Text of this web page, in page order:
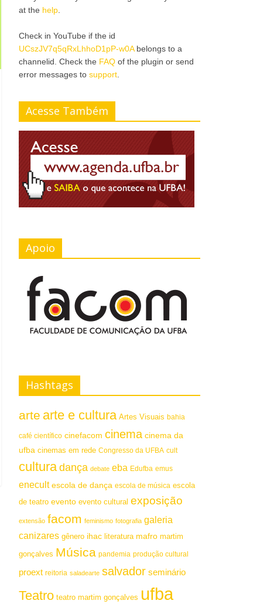
at the help
Check in YouTube if the id
UCszJV7q5qRxLhhoD1pP-w0Abelongs to a
channelid. Check the FAQ of the plugin or send
error messages to support
Acesse Também
Apoio
Hashtags
arte arte e cultura Artes Visuais bahia
café científico cinefacom cinema cinema da
ufba cinemas em rede Congresso da UFBA cult
cultura dança debate eba Edufba emus
enecult escola de dança escola de música escola
de teatro evento evento cultural exposição
extensão facom feminismo fotografia galeria
canizares gênero ihac literatura mafro martim
gonçalves Música pandemia produção cultural
proext reitoria saladearte salvador seminário
Teatro teatro martim gonçalves ufba